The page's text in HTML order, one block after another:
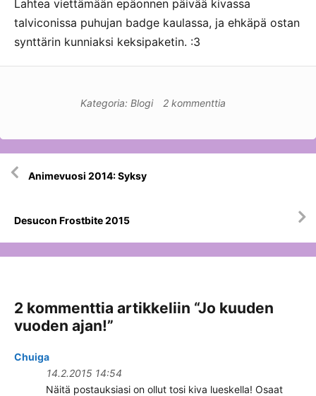
Lahtea viettämään epäonnen päivää kivassa
talviconissa puhujan badge kaulassa, ja ehkäpä ostan
synttärin kunniaksi keksipaketin. :3
Kategoria: Blogi 2 kommenttia
selausAnimevuosi 2014: Syksy
Desucon Frostbite 2015
2 kommenttia artikkeliin “Jo kuuden
vuoden ajan!”
Chuiga
14.2.2015 14:54
Näitä postauksiasi on ollut tosi kiva lueskella! Osaat